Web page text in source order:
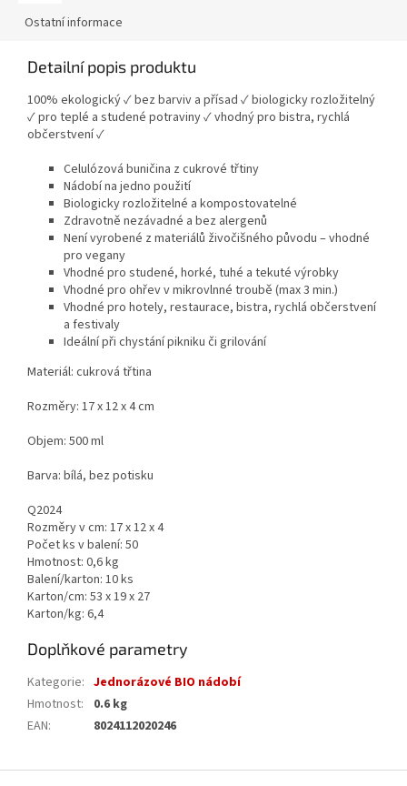
Ostatní informace
Detailní popis produktu
100% ekologický ✓ bez barviv a přísad ✓ biologicky rozložitelný
✓ pro teplé a studené potraviny ✓ vhodný pro bistra, rychlá
občerstvení ✓
Celulózová buničina z cukrové třtiny
Nádobí na jedno použití
Biologicky rozložitelné a kompostovatelné
Zdravotně nezávadné a bez alergenů
Není vyrobené z materiálů živočišného původu – vhodné
pro vegany
Vhodné pro studené, horké, tuhé a tekuté výrobky
Vhodné pro ohřev v mikrovlnné troubě (max 3 min.)
Vhodné pro hotely, restaurace, bistra, rychlá občerstvení
a festivaly
Ideální při chystání pikniku či grilování
Materiál: cukrová třtina
Rozměry: 17 x 12 x 4 cm
Objem: 500 ml
Barva: bílá, bez potisku
Q2024
Rozměry v cm: 17 x 12 x 4
Počet ks v balení: 50
Hmotnost: 0,6 kg
Balení/karton: 10 ks
Karton/cm: 53 x 19 x 27
Karton/kg: 6,4
Doplňkové parametry
Kategorie: Jednorázové BIO nádobí
Hmotnost:
0.6 kg
EAN: 8024112020246